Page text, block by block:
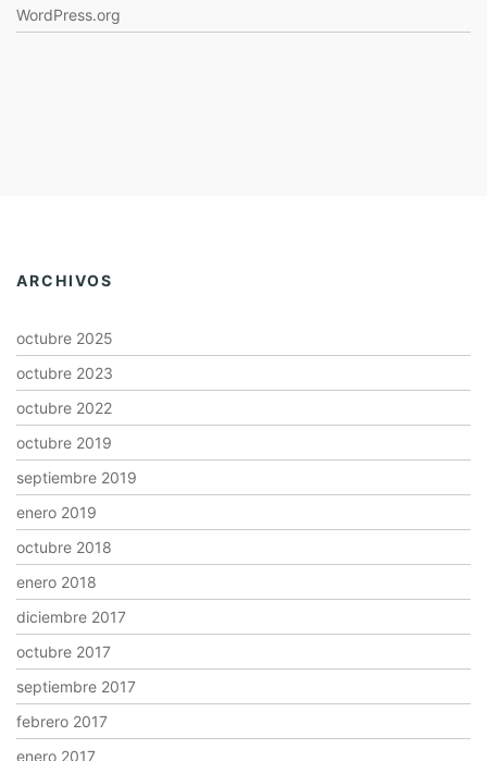
WordPress.org
ARCHIVOS
octubre 2025
octubre 2023
octubre 2022
octubre 2019
septiembre 2019
enero 2019
octubre 2018
enero 2018
diciembre 2017
octubre 2017
septiembre 2017
febrero 2017
enero 2017